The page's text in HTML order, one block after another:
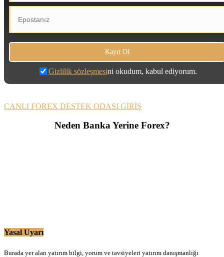
Gizlilik sözleşmesini okudum, kabul ediyorum.
CANLI FOREX DESTEK ODASI GİRİŞ
Neden Banka Yerine Forex?
Yasal Uyarı
Burada yer alan yatırım bilgi, yorum ve tavsiyeleri yatırım danışmanlığı